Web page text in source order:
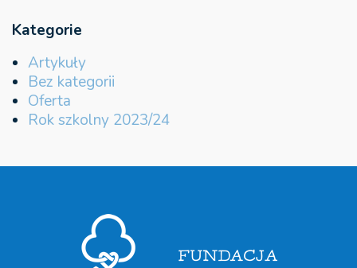
Kategorie
Artykuły
Bez kategorii
Oferta
Rok szkolny 2023/24